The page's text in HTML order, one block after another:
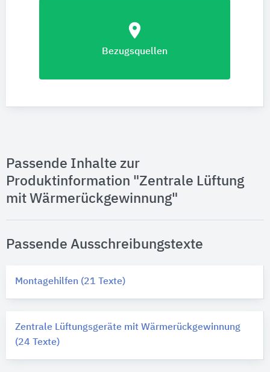
location_on
Bezugsquellen
Passende Inhalte zur
Produktinformation "Zentrale Lüftung
mit Wärmerückgewinnung"
Passende Ausschreibungstexte
Montagehilfen (21 Texte)
Zentrale Lüftungsgeräte mit Wärmerückgewinnung
(24 Texte)